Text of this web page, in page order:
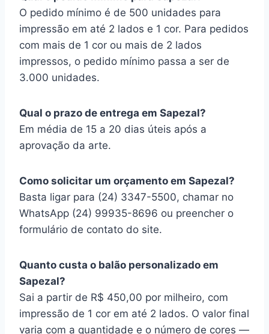
O pedido mínimo é de 500 unidades para
impressão em até 2 lados e 1 cor. Para pedidos
com mais de 1 cor ou mais de 2 lados
impressos, o pedido mínimo passa a ser de
3.000 unidades.
Qual o prazo de entrega em Sapezal?
Em média de 15 a 20 dias úteis após a
aprovação da arte.
Como solicitar um orçamento em Sapezal?
Basta ligar para (24) 3347-5500, chamar no
WhatsApp (24) 99935-8696 ou preencher o
formulário de contato do site.
Quanto custa o balão personalizado em
Sapezal?
Sai a partir de R$ 450,00 por milheiro, com
impressão de 1 cor em até 2 lados. O valor final
varia com a quantidade e o número de cores —